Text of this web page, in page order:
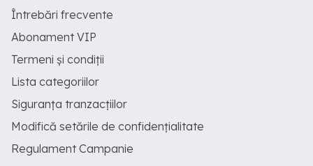
Întrebări frecvente
Abonament VIP
Termeni și condiții
Lista categoriilor
Siguranța tranzacțiilor
Modifică setările de confidențialitate
Regulament Campanie